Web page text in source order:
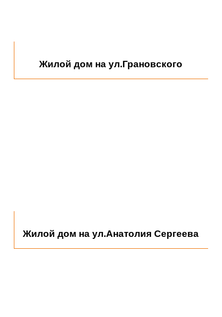
Жилой дом на ул.Грановского
Жилой дом на ул.Анатолия Сергеева
Администрация Ленинского района
г.Астрахани
Администрация Губернатора
Астраханской области
Автосалон Киа
Автосалон Тойота